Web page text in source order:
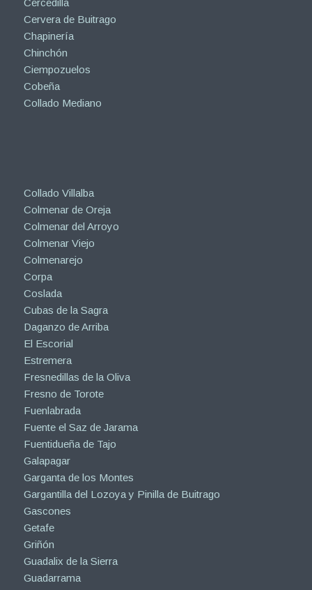
Cervera de Buitrago
Chapinería
Chinchón
Ciempozuelos
Cobeña
Collado Mediano
Collado Villalba
Colmenar de Oreja
Colmenar del Arroyo
Colmenar Viejo
Colmenarejo
Corpa
Coslada
Cubas de la Sagra
Daganzo de Arriba
El Escorial
Estremera
Fresnedillas de la Oliva
Fresno de Torote
Fuenlabrada
Fuente el Saz de Jarama
Fuentidueña de Tajo
Galapagar
Garganta de los Montes
Gargantilla del Lozoya y Pinilla de Buitrago
Gascones
Getafe
Griñón
Guadalix de la Sierra
Guadarrama